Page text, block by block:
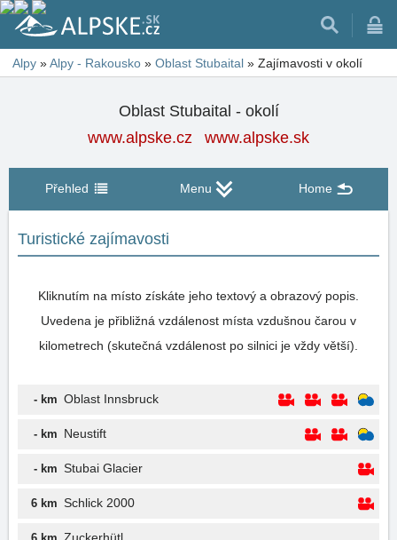
Alpy »Alpy - Rakousko » Oblast Stubaital » Zajímavosti v okolí
Oblast Stubaital - okolí
www.alpske.cz
www.alpske.sk
Přehled Menu Home
Turistické zajímavosti
Kliknutím na místo získáte jeho textový a obrazový popis.
Uvedena je přibližná vzdálenost místa vzdušnou čarou v
kilometrech (skutečná vzdálenost po silnici je vždy větší).
- km Oblast Innsbruck
- km Neustift
- km Stubai Glacier
6 km Schlick 2000